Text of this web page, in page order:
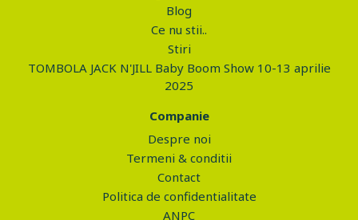
Blog
Ce nu stii..
Stiri
TOMBOLA JACK N'JILL Baby Boom Show 10-13 aprilie
2025
Companie
Despre noi
Termeni & conditii
Contact
Politica de confidentialitate
ANPC